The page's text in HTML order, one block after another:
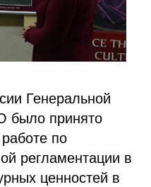
Генеральной
было принято
по
регламентации в
ценностей в